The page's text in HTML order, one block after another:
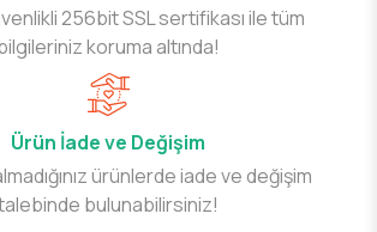
256bit SSL sertifikası ile tüm
koruma altında!
Ürün İade ve Değişim
ürünlerde iade ve değişim
bulunabilirsiniz!